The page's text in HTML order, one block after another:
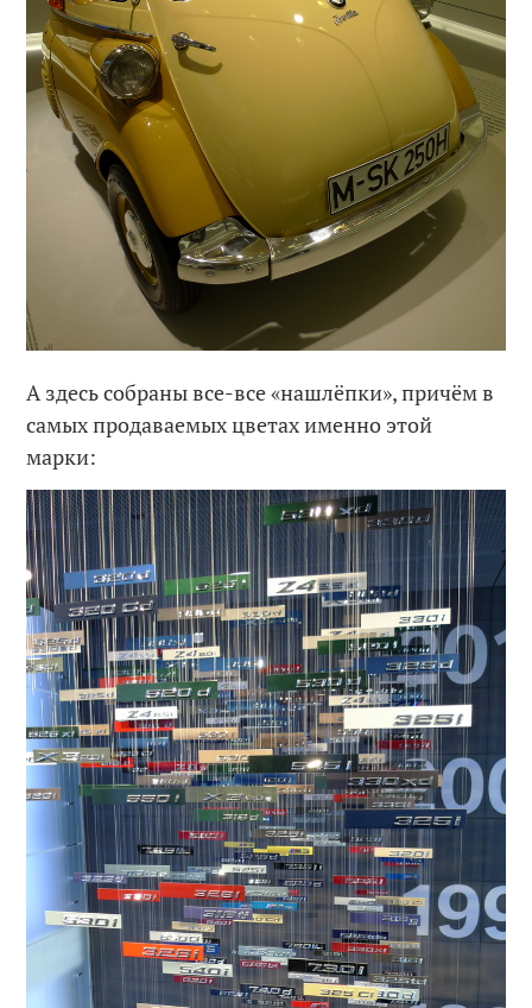
А здесь собраны все-все «нашлёпки», причём в
самых продаваемых цветах именно этой
марки: